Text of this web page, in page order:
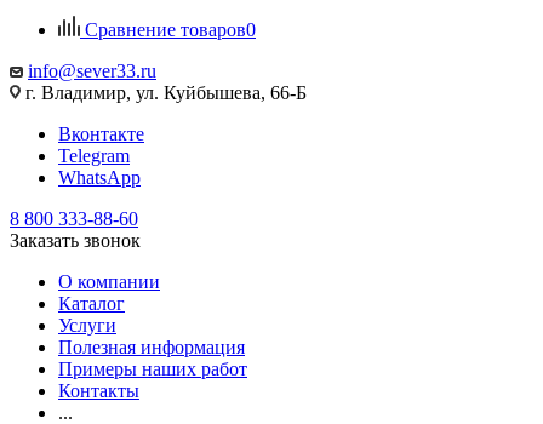
Сравнение товаров0
info@sever33.ru
г. Владимир, ул. Куйбышева, 66-Б
Вконтакте
Telegram
WhatsApp
8 800 333-88-60
Заказать звонок
О компании
Каталог
Услуги
Полезная информация
Примеры наших работ
Контакты
...